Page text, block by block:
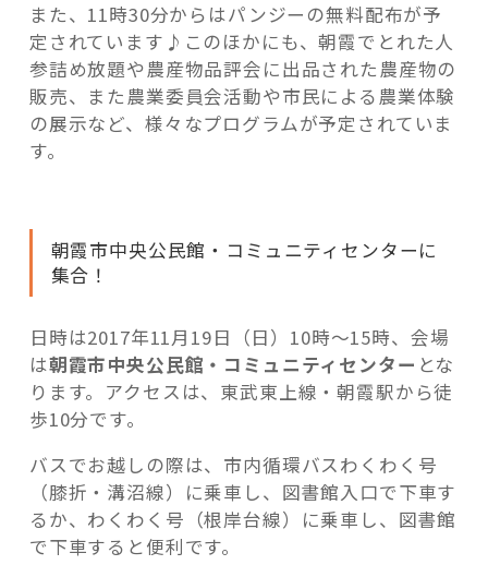
また、11時30分からはパンジーの無料配布が予
定されています♪このほかにも、朝霞でとれた人
参詰め放題や農産物品評会に出品された農産物の
販売、また農業委員会活動や市民による農業体験
の展示など、様々なプログラムが予定されていま
す。
朝霞市中央公民館・コミュニティセンターに
集合！
日時は2017年11月19日（日）10時～15時、会場
は朝霞市中央公民館・コミュニティセンター とな
ります。アクセスは、東武東上線・朝霞駅から徒
歩10分です。
バスでお越しの際は、市内循環バスわくわく号
（膝折・溝沼線）に乗車し、図書館入口で下車す
るか、わくわく号（根岸台線）に乗車し、図書館
で下車すると便利です。